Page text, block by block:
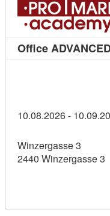
Office
10.08.2026 -
Winzergasse 3
2440 Winzergasse 3